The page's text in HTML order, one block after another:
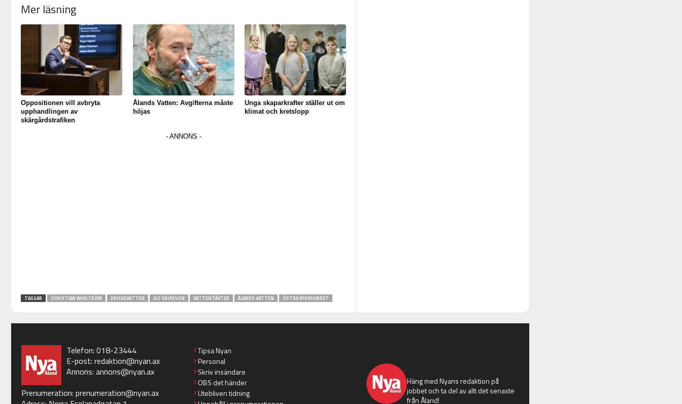
Mer läsning
Oppositionen vill avbryta
upphandlingen av
skärgårdstrafiken
Ålands Vatten: Avgifterna måste
höjas
Unga skaparkrafter ställer ut om
klimat och kretslopp
TAGGAR CHRISTIAN WIKSTRÖM DRICKSVATTEN ULF ERIKSSON VATTENTÄKTER ÅLANDS VATTEN ÖSTRA KYRKSUNDET
Telefon: 018-23444
E-post: redaktion@nyan.ax
Annons: annons@nyan.ax
Prenumeration: prenumeration@nyan.ax
Tipsa Nyan
Personal
Skriv insändare
OBS det händer
Utebliven tidning
Häng med Nyans redaktion på
jobbet och ta del av allt det senaste
från Åland!